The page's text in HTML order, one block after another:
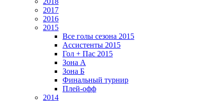
2017
2016
2015
Все голы сезона 2015
Ассистенты 2015
Гол + Пас 2015
Зона А
Зона Б
Финальный турнир
Плей-офф
2014